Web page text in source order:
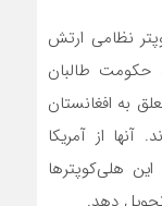
نظامی ارتش
حکومت طالبان
به افغانستان
آنها از آمریکا
این هلی‌کوپترها